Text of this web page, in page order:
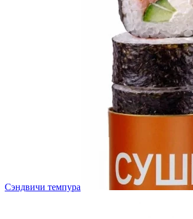
Сэндвичи темпура